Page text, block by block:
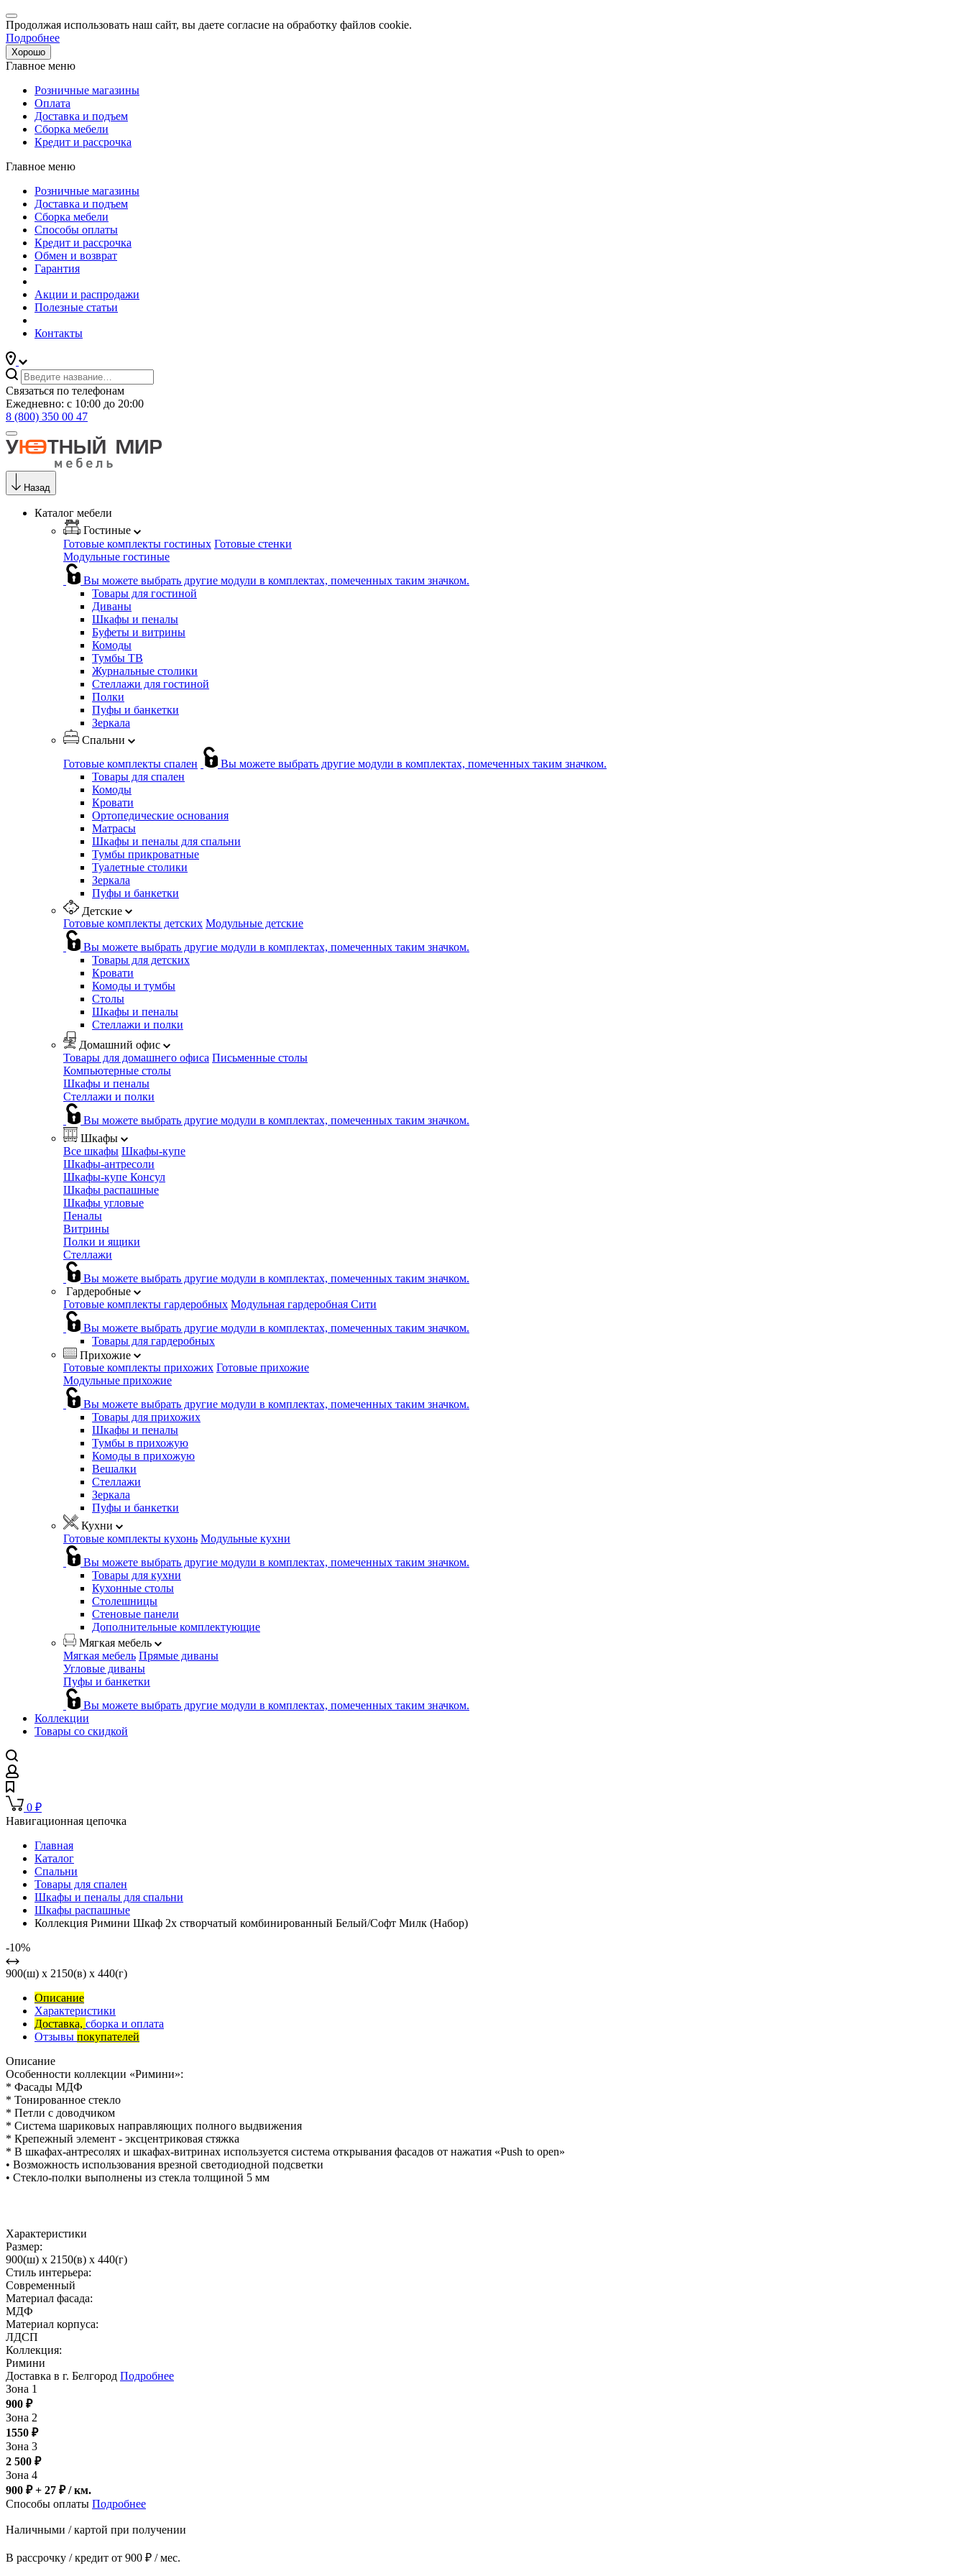
Продолжая использовать наш сайт, вы даете согласие на обработку файлов cookie.
Подробнее
Хорошо
Главное меню
Розничные магазины
Оплата
Доставка и подъем
Сборка мебели
Кредит и рассрочка
Главное меню
Розничные магазины
Доставка и подъем
Сборка мебели
Способы оплаты
Кредит и рассрочка
Обмен и возврат
Гарантия
Акции и распродажи
Полезные статьи
Контакты
Связаться по телефонам
Ежедневно: с 10:00 до 20:00
8 (800) 350 00 47
Назад
Каталог мебели
Гостиные
Готовые комплекты гостиных Готовые стенки
Модульные гостиные
Вы можете выбрать другие модули в комплектах, помеченных таким значком.
Товары для гостиной
Диваны
Шкафы и пеналы
Буфеты и витрины
Комоды
Тумбы ТВ
Журнальные столики
Стеллажи для гостиной
Полки
Пуфы и банкетки
Зеркала
Спальни
Готовые комплекты спален
Вы можете выбрать другие модули в комплектах, помеченных таким значком.
Товары для спален
Комоды
Кровати
Ортопедические основания
Матрасы
Шкафы и пеналы для спальни
Тумбы прикроватные
Туалетные столики
Зеркала
Пуфы и банкетки
Детские
Готовые комплекты детских Модульные детские
Вы можете выбрать другие модули в комплектах, помеченных таким значком.
Товары для детских
Кровати
Комоды и тумбы
Столы
Шкафы и пеналы
Стеллажи и полки
Домашний офис
Товары для домашнего офиса Письменные столы
Компьютерные столы
Шкафы и пеналы
Стеллажи и полки
Вы можете выбрать другие модули в комплектах, помеченных таким значком.
Шкафы
Все шкафы Шкафы-купе
Шкафы-антресоли
Шкафы-купе Консул
Шкафы распашные
Шкафы угловые
Пеналы
Витрины
Полки и ящики
Стеллажи
Вы можете выбрать другие модули в комплектах, помеченных таким значком.
Гардеробные
Готовые комплекты гардеробных Модульная гардеробная Сити
Вы можете выбрать другие модули в комплектах, помеченных таким значком.
Товары для гардеробных
Прихожие
Готовые комплекты прихожих Готовые прихожие
Модульные прихожие
Вы можете выбрать другие модули в комплектах, помеченных таким значком.
Товары для прихожих
Шкафы и пеналы
Тумбы в прихожую
Комоды в прихожую
Вешалки
Стеллажи
Зеркала
Пуфы и банкетки
Кухни
Готовые комплекты кухонь Модульные кухни
Вы можете выбрать другие модули в комплектах, помеченных таким значком.
Товары для кухни
Кухонные столы
Столешницы
Стеновые панели
Дополнительные комплектующие
Мягкая мебель
Мягкая мебель Прямые диваны
Угловые диваны
Пуфы и банкетки
Вы можете выбрать другие модули в комплектах, помеченных таким значком.
Коллекции
Товары со скидкой
0 ₽
Навигационная цепочка
Главная
Каталог
Спальни
Товары для спален
Шкафы и пеналы для спальни
Шкафы распашные
Коллекция Римини Шкаф 2х створчатый комбинированный Белый/Софт Милк (Набор)
-10%
900(ш) x 2150(в) x 440(г)
Описание
Характеристики
Доставка, сборка и оплата
Отзывы покупателей
Описание
Особенности коллекции «Римини»:
* Фасады МДФ
* Тонированное стекло
* Петли с доводчиком
* Система шариковых направляющих полного выдвижения
* Крепежный элемент - эксцентриковая стяжка
* В шкафах-антресолях и шкафах-витринах используется система открывания фасадов от нажатия «Push to open»
• Возможность использования врезной светодиодной подсветки
• Стекло-полки выполнены из стекла толщиной 5 мм
Характеристики
Размер:
900(ш) x 2150(в) x 440(г)
Стиль интерьера:
Современный
Материал фасада:
МДФ
Материал корпуса:
ЛДСП
Коллекция:
Римини
Доставка в г. Белгород Подробнее
Зона 1
900 ₽
Зона 2
1550 ₽
Зона 3
2 500 ₽
Зона 4
900 ₽ + 27 ₽/ км.
Способы оплаты Подробнее
Наличными / картой при получении
В рассрочку / кредит от 900 ₽ / мес.